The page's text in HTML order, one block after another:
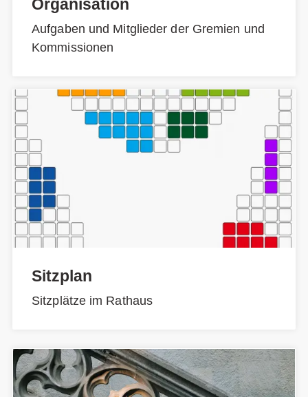
Organisation
Aufgaben und Mitglieder der Gremien und
Kommissionen
Sitzplan
Sitzplätze im Rathaus